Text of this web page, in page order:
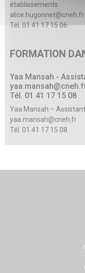
établissements
alice.hugonnet@cneh.fr
Tél. 01 41 17 15 06
FORMATION
Yaa Mansah -
Tél. 01 41 17 15 08
Yaa Mansah –
yaa.mansah@cneh.fr
Tél. 01 41 17 15 08